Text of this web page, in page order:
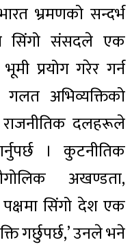
भ्रमणको सन्दर्भ
सिंगो संसदले एक
प्रयोग गरेर गर्न
अभिव्यक्तिको
दलहरूले
। कुटनीतिक
अखण्डता,
पक्षमा सिंगो देश एक
गर्छुपर्छ,’ उनले भने